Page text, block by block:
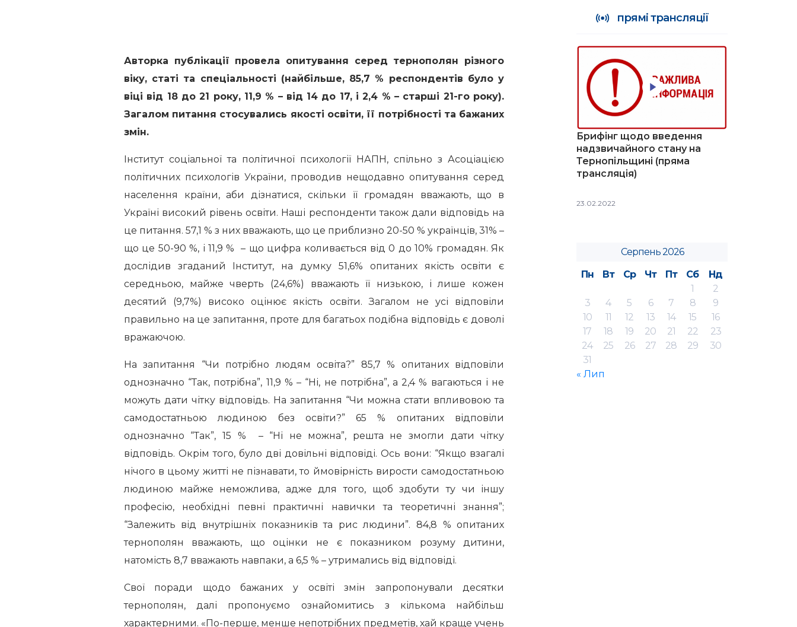
Авторка публікації провела опитування серед тернополян різного
віку, статі та спеціальності (найбільше, 85,7 % респондентів було у
віці від 18 до 21 року, 11,9 % – від 14 до 17, і 2,4 % – старші 21-го року).
Загалом питання стосувались якості освіти, її потрібності та бажаних
змін.
Інститут соціальної та політичної психології НАПН, спільно з Асоціацією
політичних психологів України, проводив нещодавно опитування серед
населення країни, аби дізнатися, скільки її громадян вважають, що в
Україні високий рівень освіти. Наші респонденти також дали відповідь на
це питання. 57,1 % з них вважають, що це приблизно 20-50 % українців, 31% –
що це 50-90 %, і 11,9 % – що цифра коливається від 0 до 10% громадян. Як
дослідив згаданий Інститут, на думку 51,6% опитаних якість освіти є
середньою, майже чверть (24,6%) вважають її низькою, і лише кожен
десятий (9,7%) високо оцінює якість освіти. Загалом не усі відповіли
правильно на це запитання, проте для багатьох подібна відповідь є доволі
вражаючою.
На запитання “Чи потрібно людям освіта?” 85,7 % опитаних відповіли
однозначно “Так, потрібна”, 11,9 % – “Ні, не потрібна”, а 2,4 % вагаються і не
можуть дати чітку відповідь. На запитання “Чи можна стати впливовою та
самодостатньою людиною без освіти?” 65 % опитаних відповіли
однозначно “Так”, 15 % – “Ні не можна”, решта не змогли дати чітку
відповідь. Окрім того, було дві довільні відповіді. Ось вони: “Якщо взагалі
нічого в цьому житті не пізнавати, то ймовірність вирости самодостатньою
людиною майже неможлива, адже для того, щоб здобути ту чи іншу
професію, необхідні певні практичні навички та теоретичні знання”;
“Залежить від внутрішніх показників та рис людини”. 84,8 % опитаних
тернополян вважають, що оцінки не є показником розуму дитини,
натомість 8,7 вважають навпаки, а 6,5 % – утримались від відповіді.
Свої поради щодо бажаних у освіті змін запропонували десятки
тернополян, далі пропонуємо ознайомитись з кількома найбільш
характерними. «По-перше, менше непотрібних предметів, хай краще учень
прямі трансляції
Брифінг щодо введення
надзвичайного стану на
Тернопільщині (пряма
трансляція)
23.02.2022
Серпень 2026
Пн
Вт Ср Чт Пт Сб
Нд
1
2
3
4 5 6 7 8
9
10
11 12 13 14 15
16
17
18 19 20 21 22
23
24
25 26 27 28 29
30
31
« Лип